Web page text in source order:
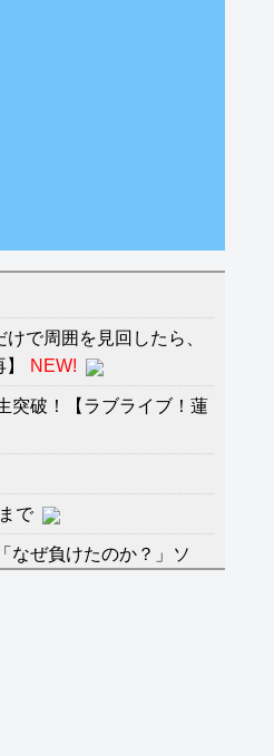
で周囲を見回したら、
NEW!
突破！【ラブライブ！蓮
で
なぜ負けたのか？」ソ